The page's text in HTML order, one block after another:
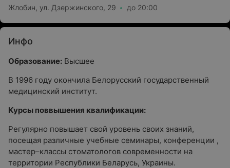
Жлобин, ул. Дзержинского, 29 до 20:00
Инфо
Образование: Высшее
В 1996 году окончила Белорусский государственный
медицинский институт.
Курсы поввышения квалификации:
Регулярно повышает свой уровень своих знаний,
посещая различные учебные семинары, конференции ,
мастер–классы стоматологов современности на
территории Республики Беларусь, Украины.